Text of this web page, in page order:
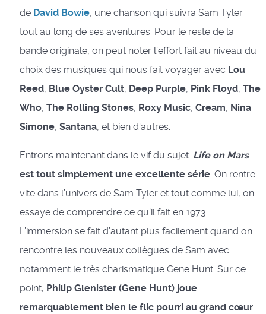
de David Bowie, une chanson qui suivra Sam Tyler
tout au long de ses aventures. Pour le reste de la
bande originale, on peut noter l’effort fait au niveau du
choix des musiques qui nous fait voyager avec Lou
Reed, Blue Oyster Cult, Deep Purple, Pink Floyd, The
Who, The Rolling Stones, Roxy Music, Cream, Nina
Simone, Santana, et bien d'autres.
Entrons maintenant dans le vif du sujet. Life on Mars
est tout simplement une excellente série. On rentre
vite dans l’univers de Sam Tyler et tout comme lui, on
essaye de comprendre ce qu’il fait en 1973.
L’immersion se fait d’autant plus facilement quand on
rencontre les nouveaux collègues de Sam avec
notamment le très charismatique Gene Hunt. Sur ce
point, Philip Glenister (Gene Hunt) joue
remarquablement bien le flic pourri au grand cœur.